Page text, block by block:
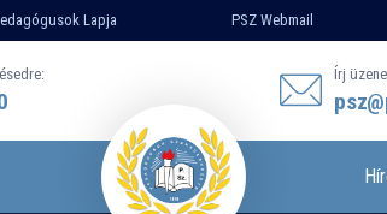
Lapja PSZ Webmail
Írj